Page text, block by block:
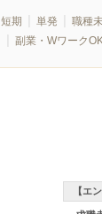
短期 単発 職種
副業・Wワーク
【エ